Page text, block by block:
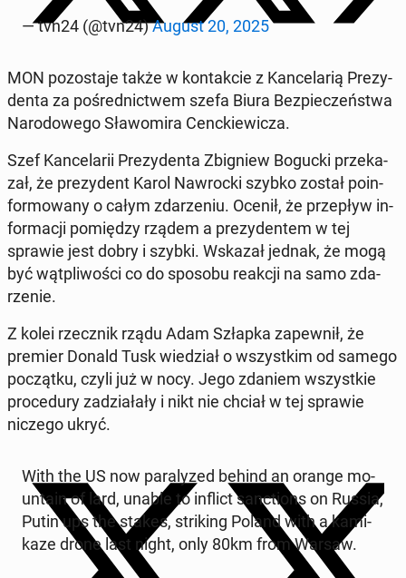
— tvn24 (@tvn24)August 20, 2025
MON po­zo­sta­je także w kon­tak­cie z Kan­ce­la­rią Pre­zy­
den­ta za po­śred­nic­twem szefa Biura Bez­pie­czeń­stwa
Na­ro­do­we­go Sła­wo­mi­ra Cenc­kie­wi­cza.
Szef Kan­ce­la­rii Pre­zy­den­ta Zbi­gniew Bogucki prze­ka­
zał, że pre­zy­dent Karol Na­wroc­ki szybko został po­in­
for­mo­wa­ny o całym zda­rze­niu. Ocenił, że prze­pływ in­
for­ma­cji po­mię­dzy rządem a pre­zy­den­tem w tej
sprawie jest dobry i szybki. Wskazał jednak, że mogą
być wąt­pli­wo­ści co do sposobu reakcji na samo zda­
rze­nie.
Z kolei rzecz­nik rządu Adam Szłapka za­pew­nił, że
premier Donald Tusk wie­dział o wszyst­kim od samego
po­cząt­ku, czyli już w nocy. Jego zdaniem wszyst­kie
pro­ce­du­ry za­dzia­ła­ły i nikt nie chciał w tej sprawie
niczego ukryć.
With the US now pa­ra­ly­zed behind an orange mo­
un­ta­in of lard, unable to inflict sanc­tions on Russia,
Putin ups the stakes, stri­king Poland with a ka­mi­
ka­ze drone last night, only 80km from Warsaw.